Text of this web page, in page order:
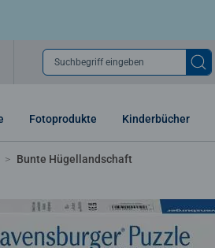
Suchbegriff eingeben
Fotoprodukte Kinderbücher
Bunte Hügellandschaft